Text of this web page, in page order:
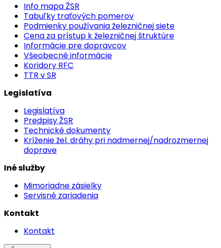
Info mapa ŽSR
Tabuľky traťových pomerov
Podmienky používania železničnej siete
Cena za prístup k železničnej štruktúre
Informácie pre dopravcov
Všeobecné informácie
Koridory RFC
TTR v SR
Legislatíva
Legislatíva
Predpisy ŽSR
Technické dokumenty
Kríženie žel. dráhy pri nadmernej/nadrozmernej
doprave
Iné služby
Mimoriadne zásielky
Servisné zariadenia
Kontakt
Kontakt